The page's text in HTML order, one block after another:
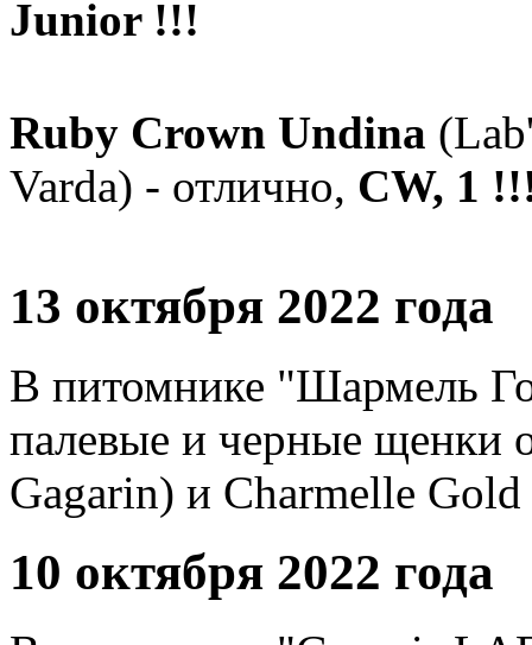
Junior !!!
Ruby Crown Undina
Varda) - отлично, CW, 1
13 октября 2022 года
В питомнике "Шармель
палевые и черные щенки
Gagarin) и Charmelle
10 октября 2022 года